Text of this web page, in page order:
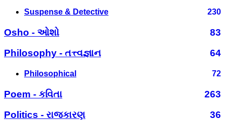
Suspense & Detective 230
Osho - ઓશો
83
Philosophy - તત્ત્વજ્ઞાન
64
Philosophical 72
Poem - કવિતા
263
Politics - રાજકારણ
36